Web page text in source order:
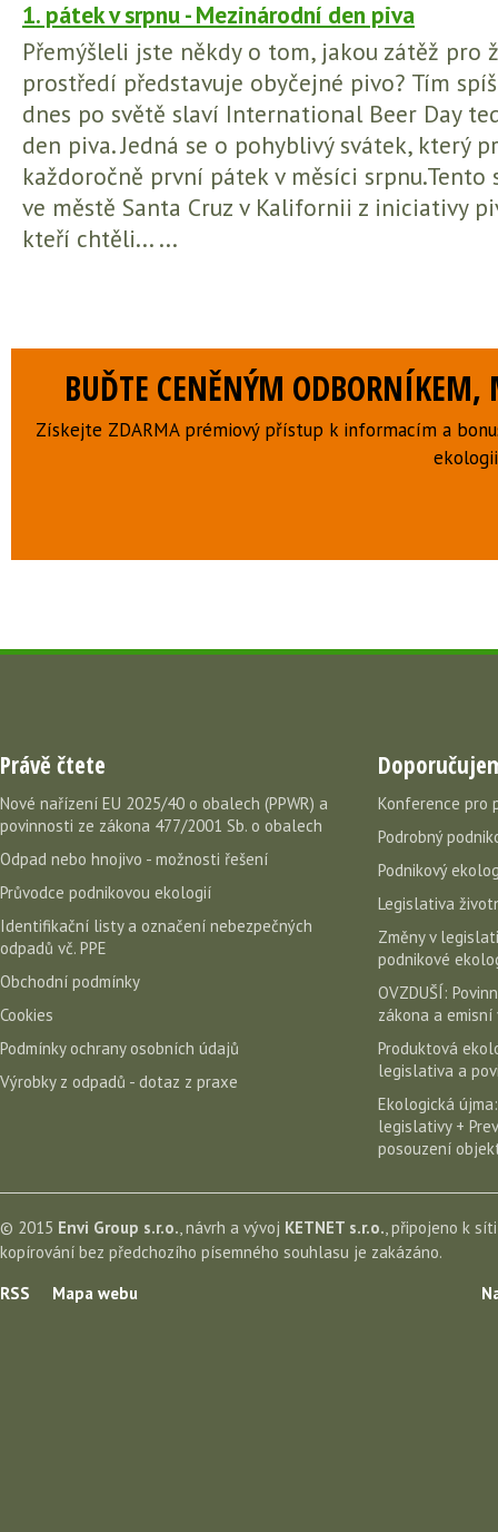
1. pátek v srpnu - Mezinárodní den piva
Přemýšleli jste někdy o tom, jakou zátěž pro
prostředí představuje obyčejné pivo? Tím
dnes po světě slaví International Beer Day
den piva. Jedná se o pohyblivý svátek, který
každoročně první pátek v měsíci srpnu.Tento
ve městě Santa Cruz v Kalifornii z iniciativy
kteří chtěli... ...
BUĎTE CENĚNÝM ODBORNÍKEM,
Získejte ZDARMA prémiový přístup k informacím a
Právě čtete
Nové nařízení EU 2025/40 o obalech (PPWR) a
povinnosti ze zákona 477/2001 Sb. o obalech
Odpad nebo hnojivo - možnosti řešení
Průvodce podnikovou ekologií
Identifikační listy a označení nebezpečných
odpadů vč. PPE
Obchodní podmínky
Cookies
Podmínky ochrany osobních údajů
Výrobky z odpadů - dotaz z praxe
Konference pro
Podrobný
Podnikový
Legislativa
Změny v
podnikové
OVZDUŠÍ:
zákona a emisní
Produktová
legislativa a
Ekologická
legislativy +
posouzení
© 2015 Envi Group s.r.o., návrh a vývoj KETNET s.r.o., připojeno k
kopírování bez předchozího písemného souhlasu je zakázáno.
RSS
Mapa webu